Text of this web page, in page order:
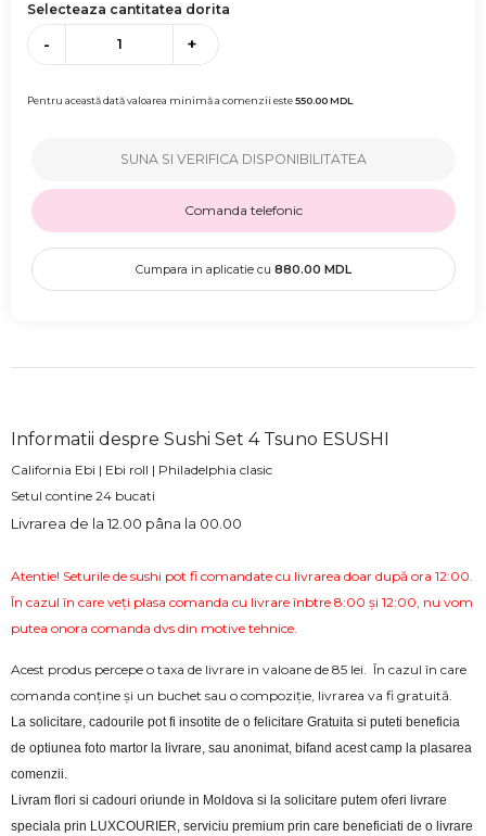
Selecteaza cantitatea dorita
- +
Pentru această dată valoarea minimă a comenzii este550.00MDL
SUNA SI VERIFICA DISPONIBILITATEA
Comanda telefonic
Cumpara in aplicatie cu 880.00 MDL
Informatii despre Sushi Set 4 Tsuno ESUSHI
California Ebi | Ebi roll | Philadelphia clasic
Setul contine 24 bucati
Livrarea de la 12.00 pâna la 00.00
Atentie! Seturile de sushi pot fi comandate cu livrarea doar după ora 12:00.
În cazul în care veți plasa comanda cu livrare înbtre 8:00 și 12:00, nu vom
putea onora comanda dvs din motive tehnice.
Acest produs percepe o taxa de livrare in valoane de 85 lei. În cazul în care
comanda conține și un buchet sau o compoziție, livrarea va fi gratuită.
La solicitare, cadourile pot fi insotite de o felicitare Gratuita si puteti beneficia
de optiunea foto martor la livrare, sau anonimat, bifand acest camp la plasarea
comenzii.
Livram flori si cadouri oriunde in Moldova si la solicitare putem oferi livrare
speciala prin LUXCOURIER, serviciu premium prin care beneficiati de o livrare